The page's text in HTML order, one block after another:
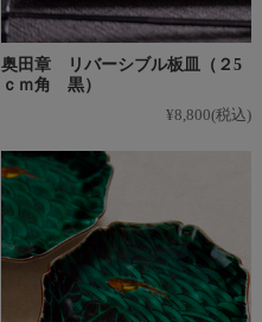
奥田章 リバーシブル板皿（２5
ｃｍ角 黒）
¥8,800(税込)